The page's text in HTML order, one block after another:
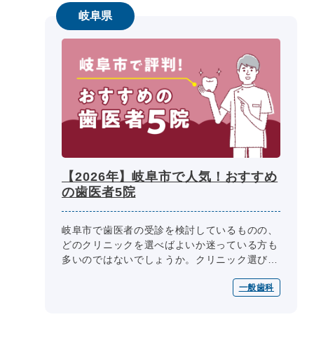
岐阜県
【2026年】岐阜市で人気！おすすめ
の歯医者5院
岐阜市で歯医者の受診を検討しているものの、
どのクリニックを選べばよいか迷っている方も
多いのではないでしょうか。クリニック選びの
一般歯科